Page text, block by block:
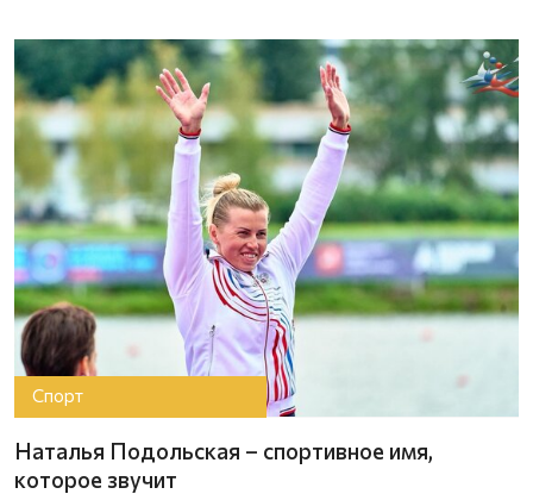
Спорт
Наталья Подольская – спортивное имя,
которое звучит